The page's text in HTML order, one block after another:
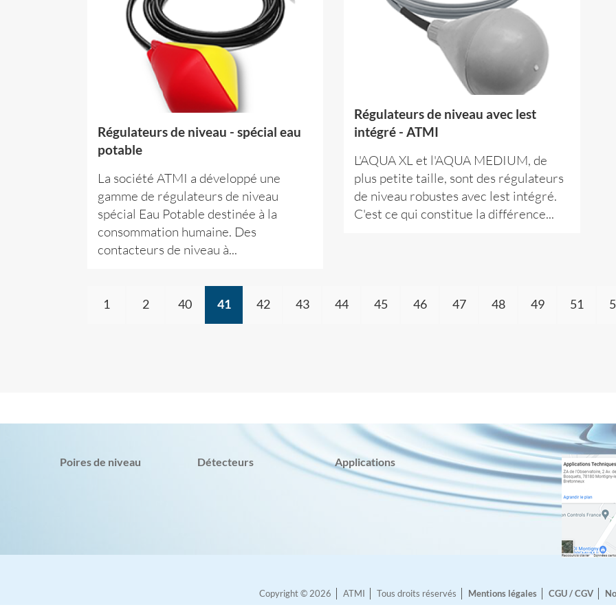
Régulateurs de niveau - spécial eau
potable
La société ATMI a développé une
gamme de régulateurs de niveau
spécial Eau Potable destinée à la
consommation humaine. Des
contacteurs de niveau à...
Régulateurs de niveau avec lest
intégré - ATMI
L'AQUA XL et l'AQUA MEDIUM, de
plus petite taille, sont des régulateurs
de niveau robustes avec lest intégré.
C'est ce qui constitue la différence...
1 2 40 41 42 43 44 45 46 47 48 49 51
Poires de niveau Détecteurs Applications
Copyright © 2026 ATMI Tous droits réservés Mentions légales CGU / CGV